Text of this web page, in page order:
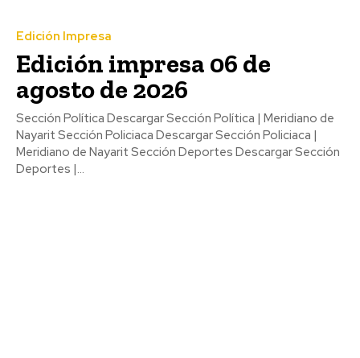
Edición Impresa
Edición impresa 06 de
agosto de 2026
Sección Política Descargar Sección Política | Meridiano de
Nayarit Sección Policiaca Descargar Sección Policiaca |
Meridiano de Nayarit Sección Deportes Descargar Sección
Deportes |...